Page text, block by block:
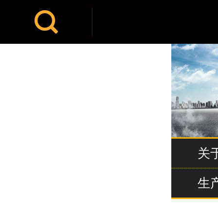

关
生